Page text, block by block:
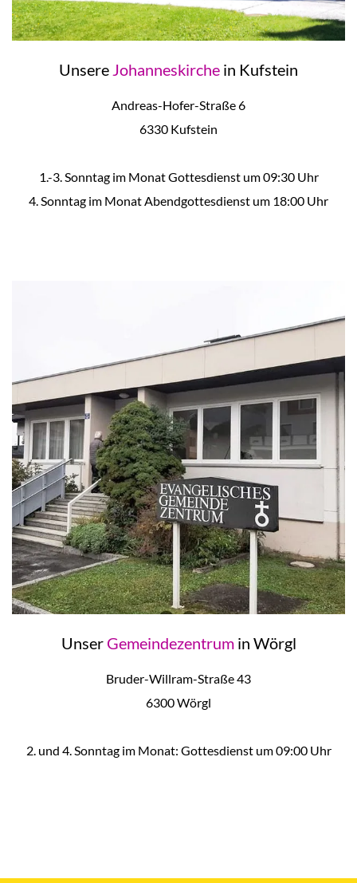
Unsere Johanneskirche in Kufstein
Andreas-Hofer-Straße 6
6330 Kufstein
1.-3. Sonntag im Monat Gottesdienst um 09:30 Uhr
4. Sonntag im Monat Abendgottesdienst um 18:00 Uhr
Unser Gemeindezentrumin Wörgl
Bruder-Willram-Straße 43
6300 Wörgl
2. und 4. Sonntag im Monat: Gottesdienst um 09:00 Uhr